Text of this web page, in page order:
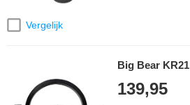
Vergelijk
Big Bear KR21
139,95